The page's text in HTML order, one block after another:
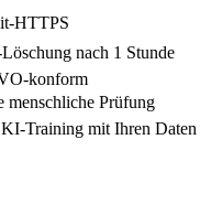
HTTPS
nach 1 Stunde
konform
Prüfung
Training mit Ihren Daten